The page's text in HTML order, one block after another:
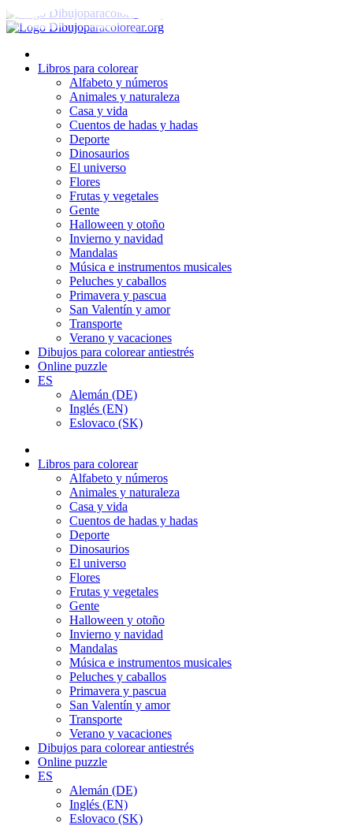
Ir
al
Libros para colorear
Alfabeto y números
Animales y naturaleza
Casa y vida
Cuentos de hadas y hadas
Deporte
Dinosaurios
El universo
Flores
Frutas y vegetales
Gente
Halloween y otoño
Invierno y navidad
Mandalas
Música e instrumentos musicales
Peluches y caballos
Primavera y pascua
San Valentín y amor
Transporte
Verano y vacaciones
Dibujos para colorear antiestrés
Online puzzle
ES
Alemán (DE)
Inglés (EN)
Eslovaco (SK)
Libros para colorear
Alfabeto y números
Animales y naturaleza
Casa y vida
Cuentos de hadas y hadas
Deporte
Dinosaurios
El universo
Flores
Frutas y vegetales
Gente
Halloween y otoño
Invierno y navidad
Mandalas
Música e instrumentos musicales
Peluches y caballos
Primavera y pascua
San Valentín y amor
Transporte
Verano y vacaciones
Dibujos para colorear antiestrés
Online puzzle
ES
Alemán (DE)
Inglés (EN)
Eslovaco (SK)